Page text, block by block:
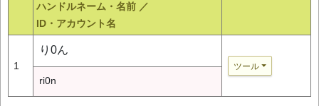
ハンドルネーム・名前 ／
ID・アカウント名
1
り0ん
ツール
ri0n